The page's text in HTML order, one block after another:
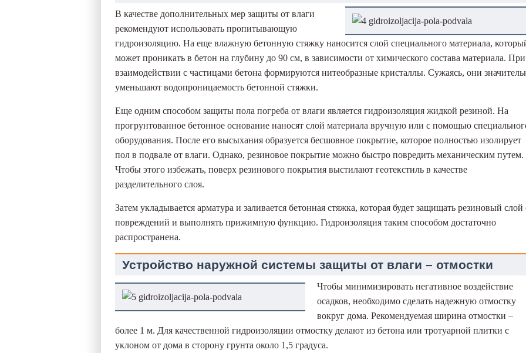
В качестве дополнительных мер защиты от влаги
рекомендуют использовать пропитывающую
гидроизоляцию. На еще влажную бетонную стяжку наносится слой специального материала,
может проникать в бетон на глубину до 90 см, в зависимости от химического состава материала. При
взаимодействии с частицами бетона формируются нитеобразные кристаллы. Сужаясь, они
уменьшают водопроницаемость бетонной стяжки.
Еще одним способом защиты пола погреба от влаги является гидроизоляция жидкой резиной. На
прогрунтованное бетонное основание наносят слой материала вручную или с помощью
оборудования. После его высыхания образуется бесшовное покрытие, которое полностью изолирует
пол в подвале от влаги. Однако, резиновое покрытие можно быстро повредить механическим путем.
Чтобы этого избежать, поверх резинового покрытия выстилают геотекстиль в качестве
разделительного слоя.
Затем укладывается арматура и заливается бетонная стяжка, которая будет защищать резиновый слой
повреждений и выполнять прижимную функцию. Гидроизоляция таким способом достаточно
распространена.
Устройство наружной системы защиты от влаги – отмостки
Чтобы минимизировать негативное воздействие
осадков, необходимо сделать надежную отмостку
вокруг дома. Рекомендуемая ширина отмостки –
более 1 м. Для качественной гидроизоляции отмостку делают из бетона или тротуарной плитки с
уклоном от дома в сторону грунта около 1,5 градуса.